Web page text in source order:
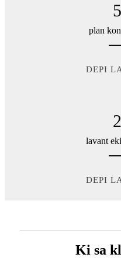
plan
DEPI
lavant
DEPI
Ki sa